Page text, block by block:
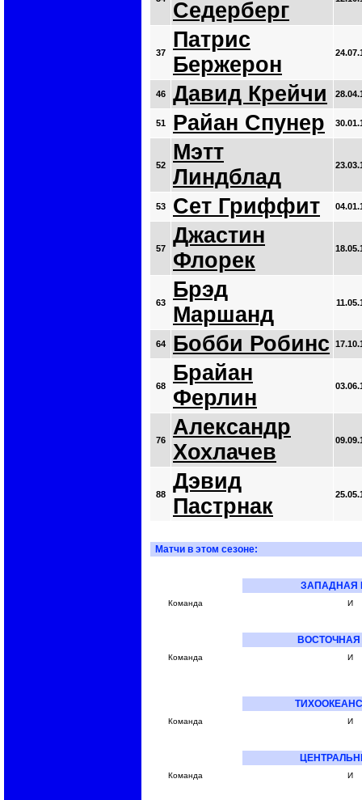
Седерберг
37
Патрис
Бержерон
46 Давид Крейчи
51 Райан Спунер
52
Мэтт
Линдблад
53 Сет Гриффит
57
Джастин
Флорек
63
Брэд
Маршанд
64 Бобби Робинс
68
Брайан
Ферлин
76
Александр
Хохлачев
88
Дэвид
Пастрнак
Матчи в этом сезоне:
ЗАПАДНАЯ
Команда И
Команда И
Команда И
Команда И